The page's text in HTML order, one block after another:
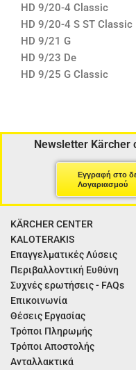
HD 9/20-4 Classic
HD 9/20-4 S ST Classic
HD 9/21 G
HD 9/23 De
HD 9/25 G Classic
Newsletter Kärcher
Εγγραφή στο
Λογαριασμού
KÄRCHER CENTER
KALOTERAKIS
Επαγγελματικές Λύσεις
Περιβαλλοντική Ευθύνη
Συχνές ερωτήσεις - FAQs
Επικοινωνία
Θέσεις Εργασίας
Τρόποι Πληρωμής
Τρόποι Αποστολής
Ανταλλακτικά